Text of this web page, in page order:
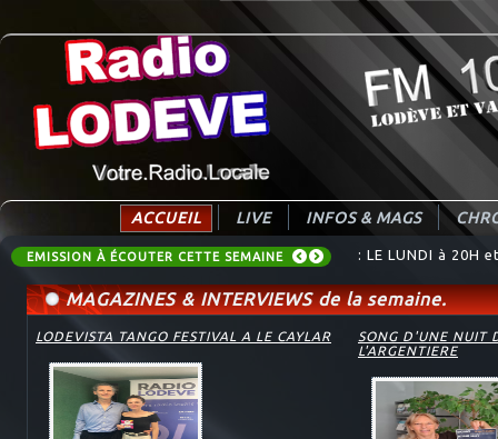
ACCUEIL LIVE INFOS & MAGS
EMISSION À ÉCOUTER CETTE SEMAINE : LE LUNDI à 20H
: Destination
MAGAZINES & INTERVIEWS de la semaine.
LODEVISTA TANGO FESTIVAL A LE CAYLAR
SONG D'UNE NUIT
L'ARGENTIERE